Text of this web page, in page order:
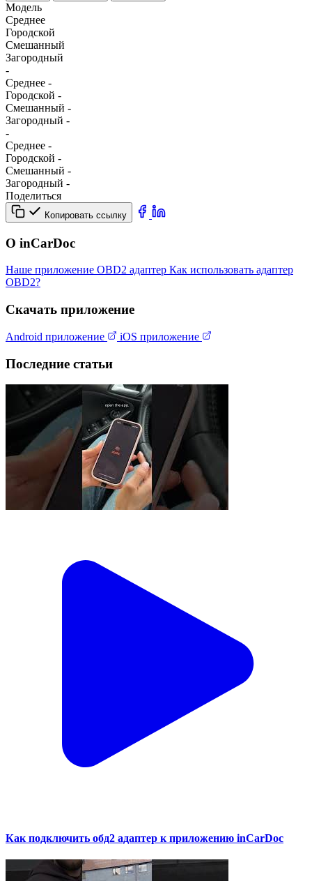
Модель
Среднее
Городской
Смешанный
Загородный
-
Среднее -
Городской -
Смешанный -
Загородный -
-
Среднее -
Городской -
Смешанный -
Загородный -
Поделиться
Копировать ссылку
О inCarDoc
Наше приложение OBD2 адаптер Как использовать адаптер
OBD2?
Скачать приложение
Android приложение iOS приложение
Последние статьи
Как подключить обд2 адаптер к приложению inCarDoc